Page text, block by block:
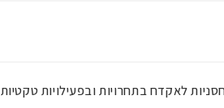
לאקדח בתחרויות ובפעילויות טקטיות